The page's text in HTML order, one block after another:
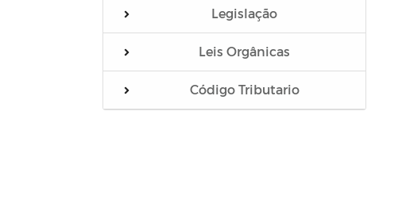
Legislação
Leis Orgânicas
Código Tributario